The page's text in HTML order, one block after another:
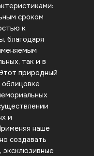
сроком
к
благодаря
так и в
природный
и
наше
создавать
эксклюзивные